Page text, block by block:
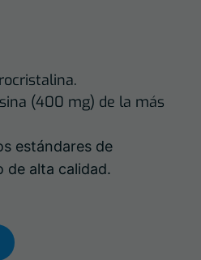
(400 mg) de la más
estándares de
de alta calidad.